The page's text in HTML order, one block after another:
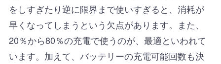
をしすぎたり逆に限界まで使いすぎると、消耗が
早くなってしまうという欠点があります。また、
20％から80％の充電で使うのが、最適といわれて
います。加えて、バッテリーの充電可能回数も決